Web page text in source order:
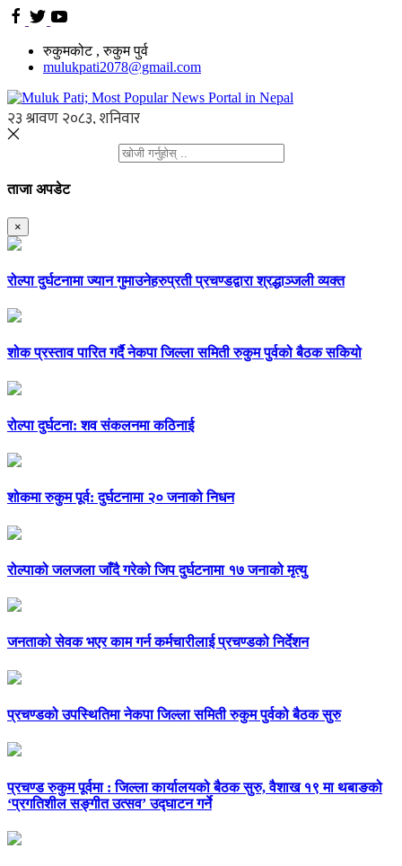
रुकुमकोट , रुकुम पुर्व
mulukpati2078@gmail.com
ताजा अपडेट
×
रोल्पा दुर्घटनामा ज्यान गुमाउनेहरुप्रती प्रचण्डद्वारा श्रद्धाञ्जली व्यक्त
शोक प्रस्ताव पारित गर्दै नेकपा जिल्ला समिती रुकुम पुर्वको बैठक सकियो
रोल्पा दुर्घटना: शव संकलनमा कठिनाई
शोकमा रुकुम पूर्व: दुर्घटनामा २० जनाको निधन
रोल्पाको जलजला जाँदै गरेको जिप दुर्घटनामा १७ जनाको मृत्यु
जनताको सेवक भएर काम गर्न कर्मचारीलाई प्रचण्डको निर्देशन
प्रचण्डको उपस्थितिमा नेकपा जिल्ला समिती रुकुम पुर्वको बैठक सुरु
प्रचण्ड रुकुम पूर्वमा : जिल्ला कार्यालयको बैठक सुरु, वैशाख १९ मा थबाङको
‘प्रगतिशील सङ्गीत उत्सव’ उद्घाटन गर्ने